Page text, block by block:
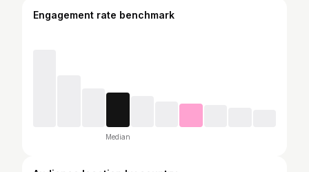
Engagement rate benchmark
Median